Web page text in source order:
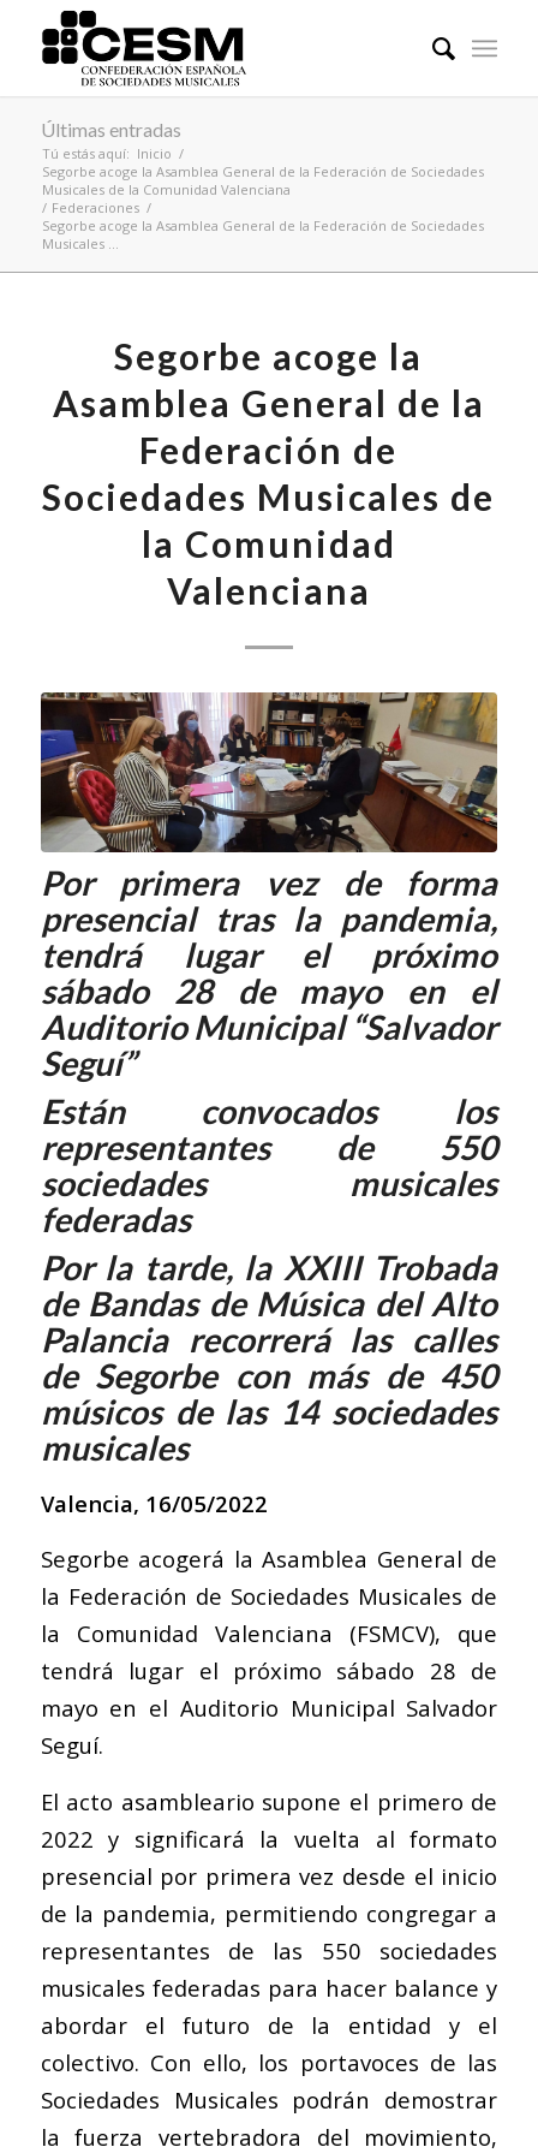
Últimas entradas
Tú estás aquí: Inicio /
Segorbe acoge la Asamblea General de la Federación de Sociedades
Musicales de la Comunidad Valenciana
/ Federaciones /
Segorbe acoge la Asamblea General de la Federación de Sociedades
Musicales ...
Segorbe acoge la
Asamblea General de la
Federación de
Sociedades Musicales de
la Comunidad
Valenciana
Por primera vez de forma
presencial tras la pandemia,
tendrá lugar el próximo
sábado 28 de mayo en el
Auditorio Municipal “Salvador
Seguí”
Están convocados los
representantes de 550
sociedades musicales
federadas
Por la tarde, la XXIII Trobada
de Bandas de Música del Alto
Palancia recorrerá las calles
de Segorbe con más de 450
músicos de las 14 sociedades
musicales
Valencia, 16/05/2022
Segorbe acogerá la Asamblea General de
la Federación de Sociedades Musicales de
la Comunidad Valenciana (FSMCV), que
tendrá lugar el próximo sábado 28 de
mayo en el Auditorio Municipal Salvador
Seguí.
El acto asambleario supone el primero de
2022 y significará la vuelta al formato
presencial por primera vez desde el inicio
de la pandemia, permitiendo congregar a
representantes de las 550 sociedades
musicales federadas para hacer balance y
abordar el futuro de la entidad y el
colectivo. Con ello, los portavoces de las
Sociedades Musicales podrán demostrar
la fuerza vertebradora del movimiento,